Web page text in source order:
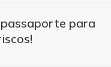
para